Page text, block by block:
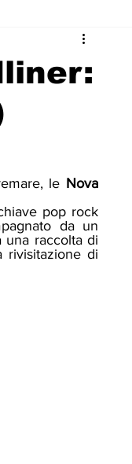
le Nova
pop rock
da un
una raccolta di